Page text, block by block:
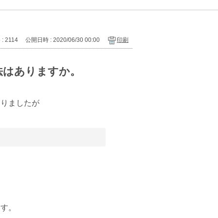
: 2114 公開日時 : 2020/06/30 00:00 印刷
ありますか。
ましたが
。